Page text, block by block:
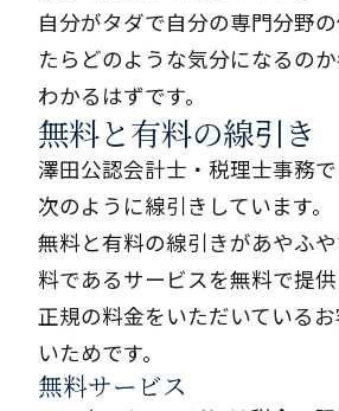
自分がタダで自分の専門分野
たらどのような気分になるの
わかるはずです。
無料と有料の線引き
澤田公認会計士・税理士事務
次のように線引きしています。
無料と有料の線引きがあやふ
料であるサービスを無料で提供
正規の料金をいただいている
いためです。
無料サービス